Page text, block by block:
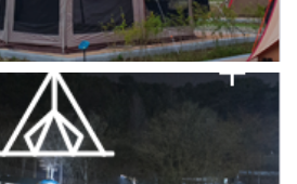
캠핑장 안점 점검의 날 변경 안내
일~6일) 미운영 공지